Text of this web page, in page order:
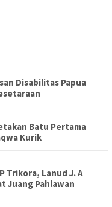
Disabilitas Papua
Batu Pertama
Kurik
Trikora, Lanud J. A
Juang Pahlawan